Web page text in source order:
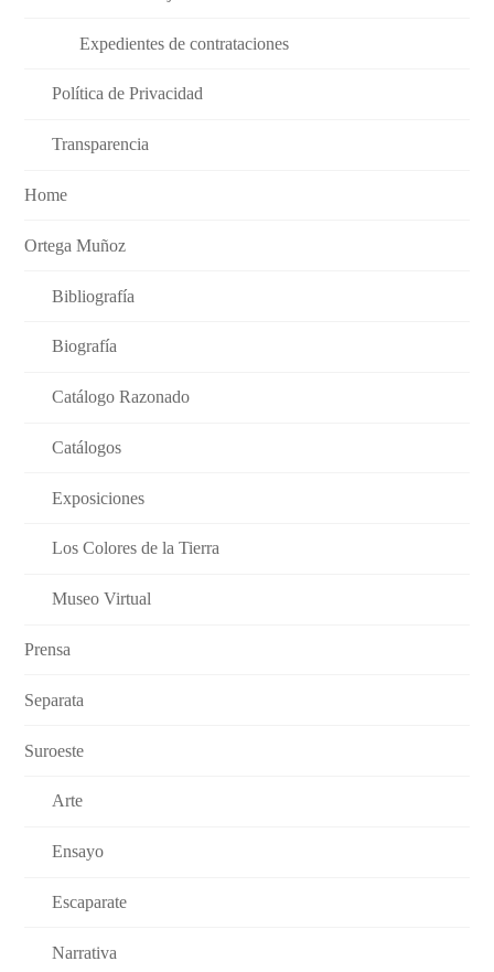
Expedientes de contrataciones
Política de Privacidad
Transparencia
Home
Ortega Muñoz
Bibliografía
Biografía
Catálogo Razonado
Catálogos
Exposiciones
Los Colores de la Tierra
Museo Virtual
Prensa
Separata
Suroeste
Arte
Ensayo
Escaparate
Narrativa